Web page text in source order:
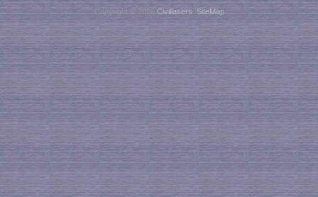
Copyright © 2026Civillasers SiteMap